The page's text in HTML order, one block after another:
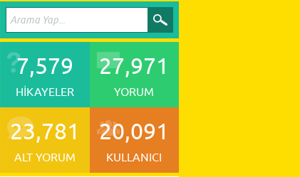
7,579
HIKAYELER
27,971
YORUM
23,781
ALT YORUM
20,091
KULLANICI